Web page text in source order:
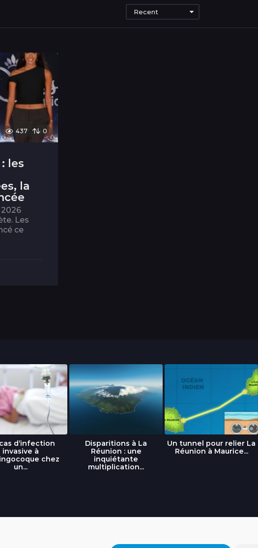
Recent
437 0
les
la
2026
Les
ce
d’infection
invasive à
chez
un...
Disparitions à La
Réunion : une
inquiétante
multiplication...
Un tunnel pour relier La
Réunion à Maurice...